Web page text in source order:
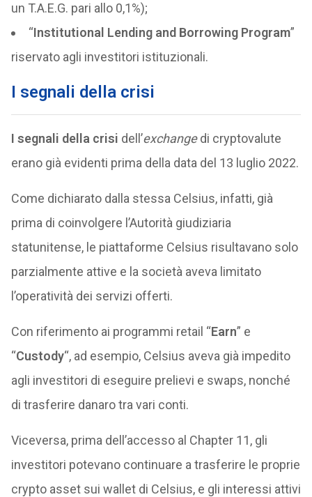
un T.A.E.G. pari allo 0,1%);
“Institutional Lending and Borrowing Program”
riservato agli investitori istituzionali.
I segnali della crisi
I segnali della crisi dell’exchangedi cryptovalute
erano già evidenti prima della data del 13 luglio 2022.
Come dichiarato dalla stessa Celsius, infatti, già
prima di coinvolgere l’Autorità giudiziaria
statunitense, le piattaforme Celsius risultavano solo
parzialmente attive e la società aveva limitato
l’operatività dei servizi offerti.
Con riferimento ai programmi retail “Earn” e
“Custody“, ad esempio, Celsius aveva già impedito
agli investitori di eseguire prelievi e swaps, nonché
di trasferire danaro tra vari conti.
Viceversa, prima dell’accesso al Chapter 11, gli
investitori potevano continuare a trasferire le proprie
crypto asset sui wallet di Celsius, e gli interessi attivi